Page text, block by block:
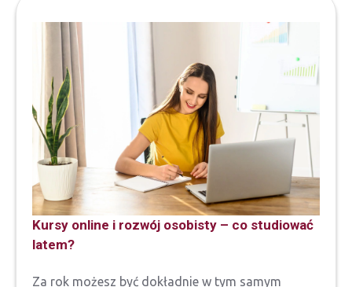
Kursy online i rozwój osobisty – co studiować
latem?
Za rok możesz być dokładnie w tym samym